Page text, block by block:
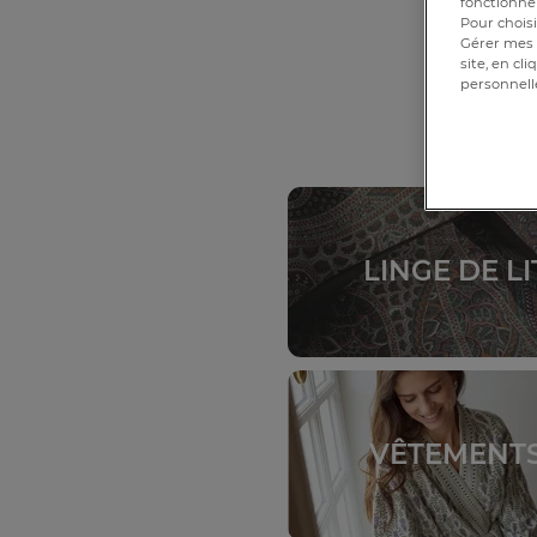
LINGE DE
Pour
Gérer
site, en